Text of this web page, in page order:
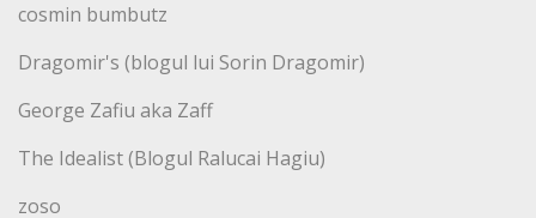
cosmin bumbutz
Dragomir's (blogul lui Sorin Dragomir)
George Zafiu aka Zaff
The Idealist (Blogul Ralucai Hagiu)
zoso